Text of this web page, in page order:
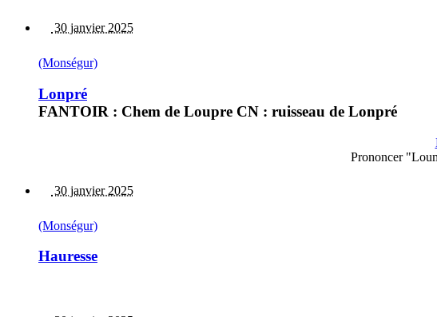
30 janvier 2025
(Monségur)
Lonpré
FANTOIR : Chem de Loupre CN : ruisseau de Lonpré
Prononcer
30 janvier 2025
(Monségur)
Hauresse